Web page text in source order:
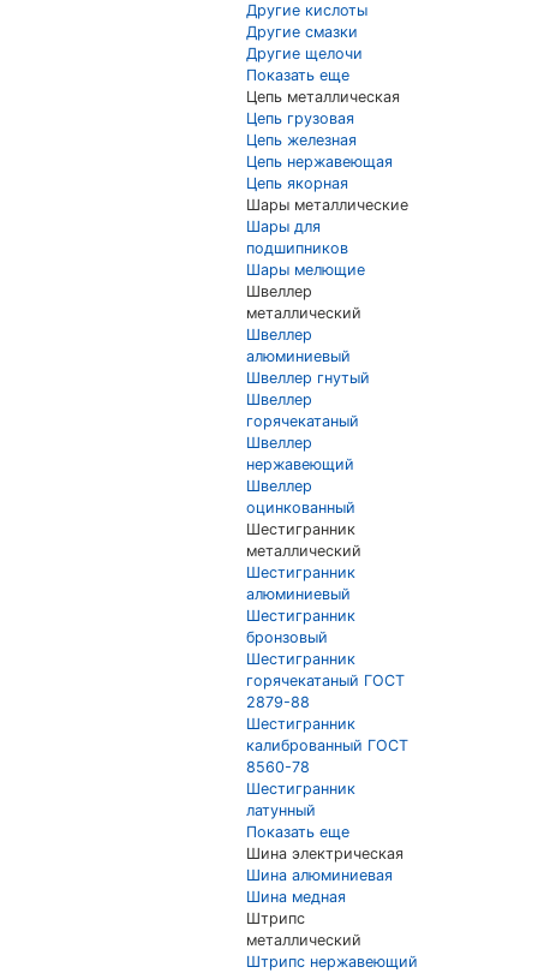
Другие кислоты
Другие смазки
Другие щелочи
Показать еще
Цепь металлическая
Цепь грузовая
Цепь железная
Цепь нержавеющая
Цепь якорная
Шары металлические
Шары для
подшипников
Шары мелющие
Швеллер
металлический
Швеллер
алюминиевый
Швеллер гнутый
Швеллер
горячекатаный
Швеллер
нержавеющий
Швеллер
оцинкованный
Шестигранник
металлический
Шестигранник
алюминиевый
Шестигранник
бронзовый
Шестигранник
горячекатаный ГОСТ
2879-88
Шестигранник
калиброванный ГОСТ
8560-78
Шестигранник
латунный
Показать еще
Шина электрическая
Шина алюминиевая
Шина медная
Штрипс
металлический
Штрипс нержавеющий